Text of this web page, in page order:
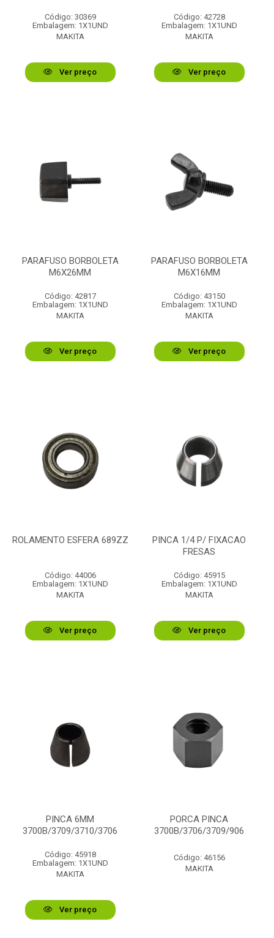
Código: 30369
Embalagem: 1X1UND
MAKITA
Ver preço
Código: 42728
Embalagem: 1X1UND
MAKITA
Ver preço
PARAFUSO BORBOLETA
M6X26MM
Código: 42817
Embalagem: 1X1UND
MAKITA
Ver preço
PARAFUSO BORBOLETA
M6X16MM
Código: 43150
Embalagem: 1X1UND
MAKITA
Ver preço
ROLAMENTO ESFERA 689ZZ
Código: 44006
Embalagem: 1X1UND
MAKITA
Ver preço
PINCA 1/4 P/ FIXACAO
FRESAS
Código: 45915
Embalagem: 1X1UND
MAKITA
Ver preço
PINCA 6MM
3700B/3709/3710/3706
Código: 45918
Embalagem: 1X1UND
MAKITA
Ver preço
PORCA PINCA
3700B/3706/3709/906
Código: 46156
MAKITA